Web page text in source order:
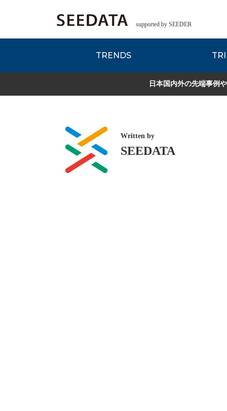
supported by SEEDER
TRENDS
EDITORIAL REPORT Zsレポート
各種データのご紹
日本国内外の先端事例
Written by
SEEDATA